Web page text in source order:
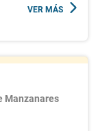
VER MÁS
Manzanares